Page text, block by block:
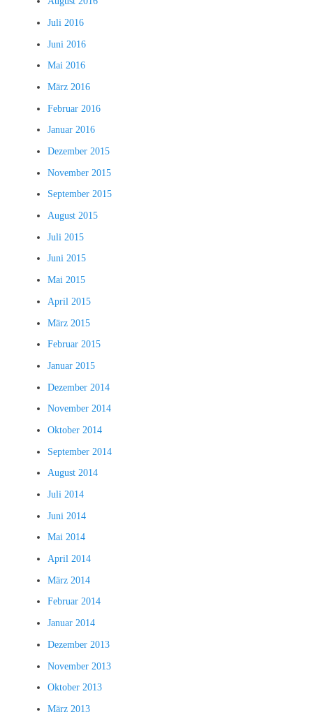
Juli 2016
Juni 2016
Mai 2016
März 2016
Februar 2016
Januar 2016
Dezember 2015
November 2015
September 2015
August 2015
Juli 2015
Juni 2015
Mai 2015
April 2015
März 2015
Februar 2015
Januar 2015
Dezember 2014
November 2014
Oktober 2014
September 2014
August 2014
Juli 2014
Juni 2014
Mai 2014
April 2014
März 2014
Februar 2014
Januar 2014
Dezember 2013
November 2013
Oktober 2013
März 2013